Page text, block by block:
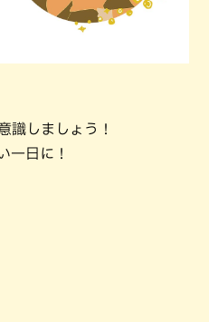
識しましょう！
一日に！